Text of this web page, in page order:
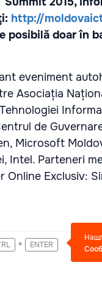
http://
posibilă doar în
eveniment
Asociația
de
Microsoft
Intel. Parteneri
Online Exclusiv:
+ ENTER